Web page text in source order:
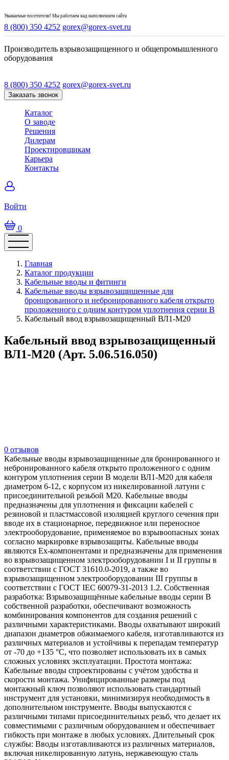
Уважаемые посетители! Мы работаем над наполнением сайта
8 (800) 350 4252 gorex@gorex-svet.ru
Производитель взрывозащищенного и общепромышленного
оборудования
8 (800) 350 4252 gorex@gorex-svet.ru
Заказать звонок
Каталог
О заводе
Решения
Дилерам
Проектировщикам
Карьера
Контакты
Войти
0
Главная
Каталог продукции
Кабельные вводы и фитинги
Кабельные вводы взрывозащищенные для
бронированного и небронированного кабеля открыто
проложенного с одним контуром уплотнения серии В
Кабельный ввод взрывозащищенный ВЛ1-М20
Кабельный ввод взрывозащищенный
ВЛ1-М20 (Арт. 5.06.516.050)
0 отзывов
Кабельные вводы взрывозащищенные для бронированного и
небронированного кабеля открыто проложенного с одним
контуром уплотнения серии В модели ВЛ1-М20 для кабеля
диаметром 6-12, с корпусом из никелированной латуни с
присоединительной резьбой М20. Кабельные вводы
предназначены для уплотнения и фиксации кабелей с
резиновой и пластмассовой изоляцией круглого сечения при
вводе их в стационарное, передвижное или переносное
электрооборудование, применяемое во взрывоопасных зонах
согласно маркировке взрывозащиты. Кабельные вводы
являются Ех-компонентами и предназначены для применения
во взрывозащищенном электрооборудовании I и II группы в
соответствии с ГОСТ 31610.0-2019, а также во
взрывозащищенном электрооборудовании III группы в
соответствии с ГОСТ IEC 60079-31-2013 1.2. Собственная
разработка: Взрывозащищённые кабельные вводы серии В
собственной разработки, обеспечивают возможность
комбинирования компонентов для создания решений с
различными характеристиками. Вводы охватывают широкий
диапазон диаметров обжимаемого кабеля, изготавливаются из
различных материалов и устойчивы к перепадам температур
от -70 до +135 °C, что позволяет использовать их в самых
сложных условиях эксплуатации. Простота монтажа:
Кабельные вводы спроектированы с учётом удобства и
скорости монтажа. Унифицированные размеры под
монтажный ключ позволяют использовать стандартный
инструмент для установки, минимизируя необходимость в
дополнительном инструменте. Вводы выпускаются с
различными типами присоединительных резьб, что делает их
совместимыми с различным оборудованием и обеспечивает
гибкость при монтаже в любых условиях. Длительный срок
службы: Вводы изготавливаются из различных материалов,
включая никелированную латунь, нержавеющую сталь